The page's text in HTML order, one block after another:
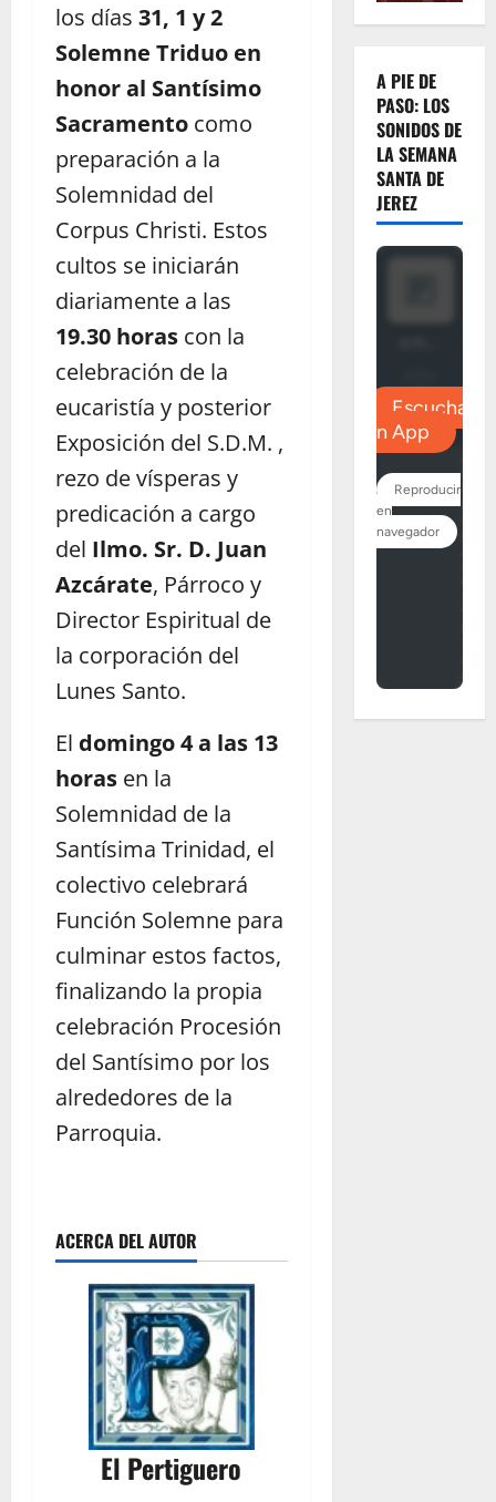
los días 31, 1 y 2
Solemne Triduo en
honor al Santísimo
Sacramento como
preparación a la
Solemnidad del
Corpus Christi. Estos
cultos se iniciarán
diariamente a las
19.30 horas con la
celebración de la
eucaristía y posterior
Exposición del S.D.M. ,
rezo de vísperas y
predicación a cargo
del Ilmo. Sr. D. Juan
Azcárate, Párroco y
Director Espiritual de
la corporación del
Lunes Santo.
El domingo 4 a las 13
horas en la
Solemnidad de la
Santísima Trinidad, el
colectivo celebrará
Función Solemne para
culminar estos factos,
finalizando la propia
celebración Procesión
del Santísimo por los
alrededores de la
Parroquia.
ACERCA DEL AUTOR
El Pertiguero
A PIE DE
PASO: LOS
SONIDOS DE
LA SEMANA
SANTA DE
JEREZ